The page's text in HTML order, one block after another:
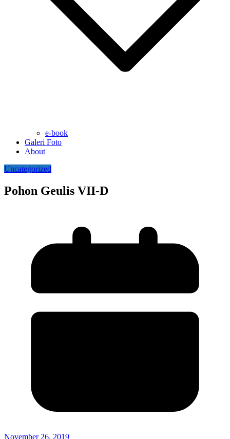
e-book
Galeri Foto
About
Uncategorized
Pohon Geulis VII-D
November 26, 2019